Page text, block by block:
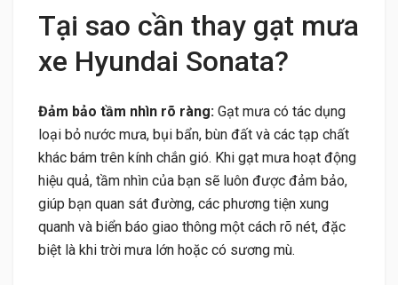
Tại sao cần thay gạt mưa
xe Hyundai Sonata?
Đảm bảo tầm nhìn rõ ràng: Gạt mưa có tác dụng
loại bỏ nước mưa, bụi bẩn, bùn đất và các tạp chất
khác bám trên kính chắn gió. Khi gạt mưa hoạt động
hiệu quả, tầm nhìn của bạn sẽ luôn được đảm bảo,
giúp bạn quan sát đường, các phương tiện xung
quanh và biển báo giao thông một cách rõ nét, đặc
biệt là khi trời mưa lớn hoặc có sương mù.